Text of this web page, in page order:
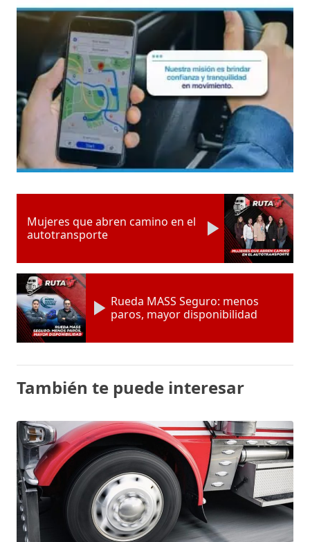
Mujeres que abren camino en el
autotransporte
Rueda MASS Seguro: menos
paros, mayor disponibilidad
También te puede interesar